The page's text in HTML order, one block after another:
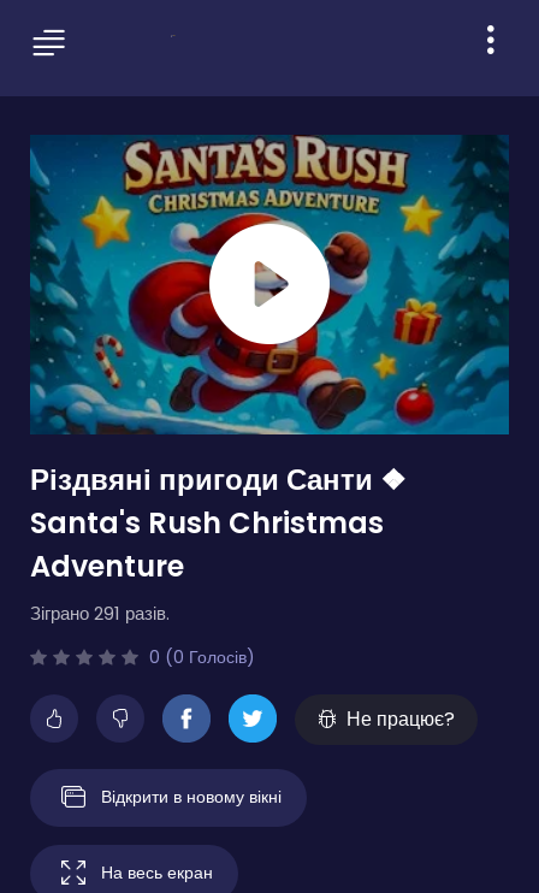
Різдвяні пригоди Санти ❖
Santa's Rush Christmas
Adventure
Зіграно 291 разів.
0 (0 Голосів)
Не працює?
Відкрити в новому вікні
На весь екран